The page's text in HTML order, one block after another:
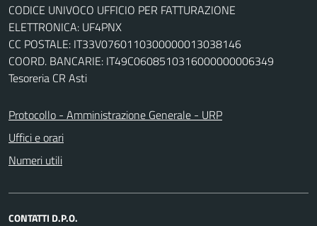
CODICE UNIVOCO UFFICIO PER FATTURAZIONE
ELETTRONICA: UF4PNX
CC POSTALE: IT33V0760110300000013038146
COORD. BANCARIE: IT49C0608510316000000006349
Tesoreria CR Asti
Protocollo - Amministrazione Generale - URP
Uffici e orari
Numeri utili
CONTATTI D.P.O.